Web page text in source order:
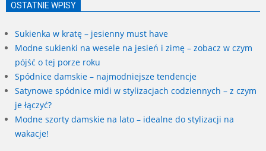
OSTATNIE WPISY
Sukienka w kratę – jesienny must have
Modne sukienki na wesele na jesień i zimę – zobacz w czym
pójść o tej porze roku
Spódnice damskie – najmodniejsze tendencje
Satynowe spódnice midi w stylizacjach codziennych – z czym
je łączyć?
Modne szorty damskie na lato – idealne do stylizacji na
wakacje!